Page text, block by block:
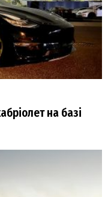
на базі